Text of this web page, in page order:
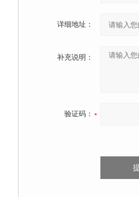
详细地址：
补充说明：
验证码：